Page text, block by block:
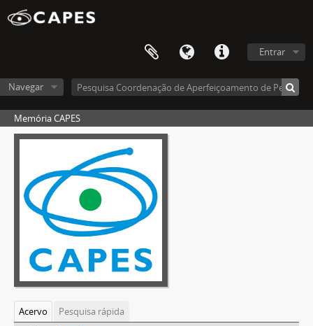
Entrar
Navegar
Memória CAPES
Acervo
Pesquisa rápida